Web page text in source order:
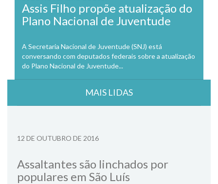
Assis Filho propõe atualização do
Plano Nacional de Juventude
A Secretaria Nacional de Juventude (SNJ) está
conversando com deputados federais sobre a atualização
do Plano Nacional de Juventude...
MAIS LIDAS
12 DE OUTUBRO DE 2016
Assaltantes são linchados por
populares em São Luís